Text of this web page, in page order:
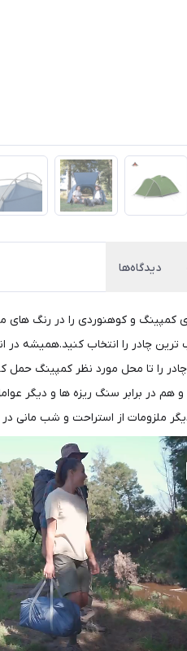
دیدگاه‌ها
کمپینگ و کوهنوردی را در رنگ
چادر را انتخاب کنید.همیشه در
را تا محل مورد نظر کمپینگ حمل
هم در برابر سنگ ریزه ها و دیگر
ملزومات از استراحت و شب مانی